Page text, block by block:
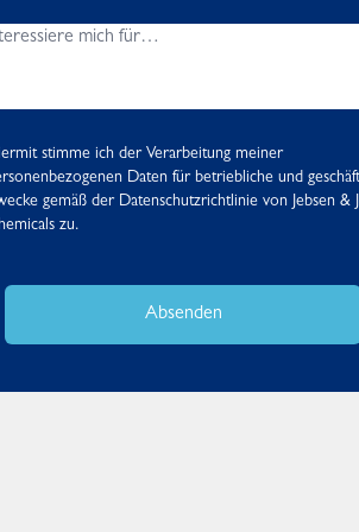
stimme ich der Verarbeitung meiner
Daten für betriebliche und
gemäß der Datenschutzrichtlinie von Jebsen &
zu.
Absenden